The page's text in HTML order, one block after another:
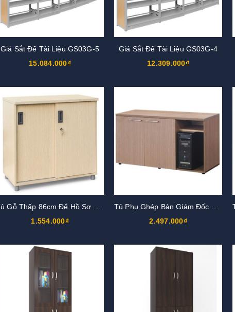
Giá Sắt Để Tài Liệu GS03G-5
15.084.000₫
Giá Sắt Để Tài Liệu GS03G-4
12.309.000₫
1.554.000₫
2.497.000₫